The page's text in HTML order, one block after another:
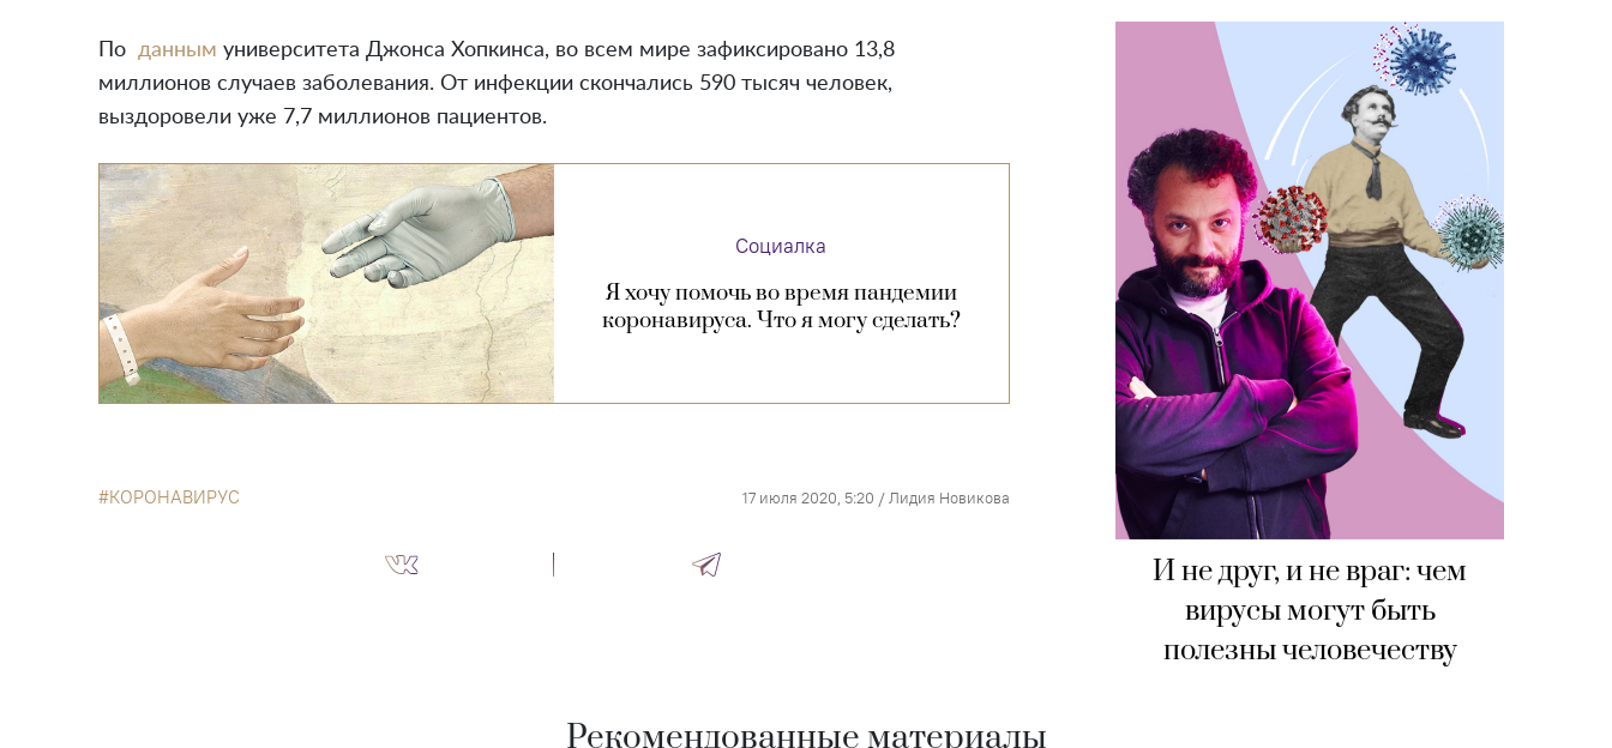
И не друг, и не враг: чем
вирусы могут быть
полезны человечеству
По данным университета Джонса Хопкинса, во всем мире зафиксировано 13,8
миллионов случаев заболевания. От инфекции скончались 590 тысяч человек,
выздоровели уже 7,7 миллионов пациентов.
Социалка
Я хочу помочь во время пандемии
коронавируса. Что я могу сделать?
КОРОНАВИРУС 17 июля 2020, 5:20 / Лидия Новикова
Рекомендованные материалы